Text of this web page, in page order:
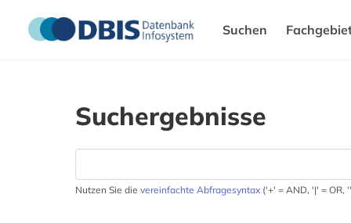
Suchen
Suchergebnisse
Nutzen Sie die vereinfachte Abfragesyntax ('+' = AND, '|' = OR,